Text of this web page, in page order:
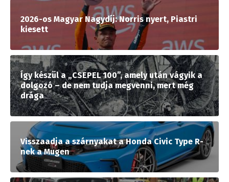
2026-os Magyar Nagydíj: Norris nyert, Piastri
kiesett
Így készül a „CSEPEL 100”, amely után vágyik a
dolgozó – de nem tudja megvenni, mert még
drága
Visszaadja a szárnyakat a Honda Civic Type R-
nek a Mugen